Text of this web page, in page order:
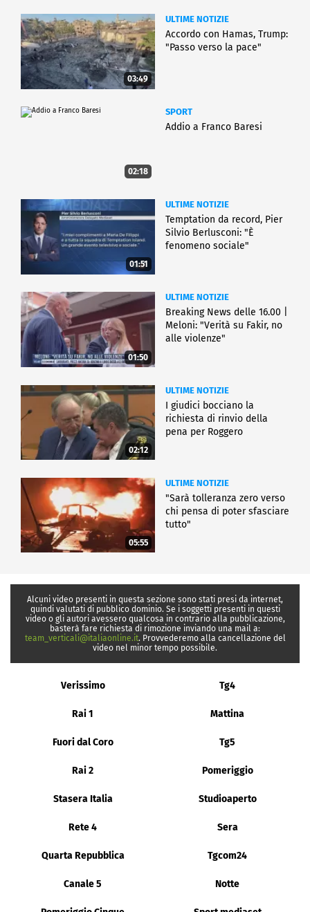
03:49
ULTIME NOTIZIE
Accordo con Hamas, Trump:
"Passo verso la pace"
02:18
SPORT
Addio a Franco Baresi
01:51
ULTIME NOTIZIE
Temptation da record, Pier
Silvio Berlusconi: "È
fenomeno sociale"
01:50
ULTIME NOTIZIE
Breaking News delle 16.00 |
Meloni: "Verità su Fakir, no
alle violenze"
02:12
ULTIME NOTIZIE
I giudici bocciano la
richiesta di rinvio della
pena per Roggero
05:55
ULTIME NOTIZIE
"Sarà tolleranza zero verso
chi pensa di poter sfasciare
tutto"
Alcuni video presenti in questa sezione sono stati presi da internet,
quindi valutati di pubblico dominio. Se i soggetti presenti in questi
video o gli autori avessero qualcosa in contrario alla pubblicazione,
basterà fare richiesta di rimozione inviando una mail a:
team_verticali@italiaonline.it. Provvederemo alla cancellazione del
video nel minor tempo possibile.
Verissimo Tg4
Rai 1 Mattina
Fuori dal Coro Tg5
Rai 2 Pomeriggio
Stasera Italia Studioaperto
Rete 4 Sera
Quarta Repubblica Tgcom24
Canale 5 Notte